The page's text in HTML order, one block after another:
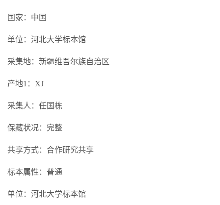
国家：中国
单位：河北大学标本馆
采集地：新疆维吾尔族自治区
产地1：XJ
采集人：任国栋
保藏状况：完整
共享方式：合作研究共享
标本属性：普通
单位：河北大学标本馆